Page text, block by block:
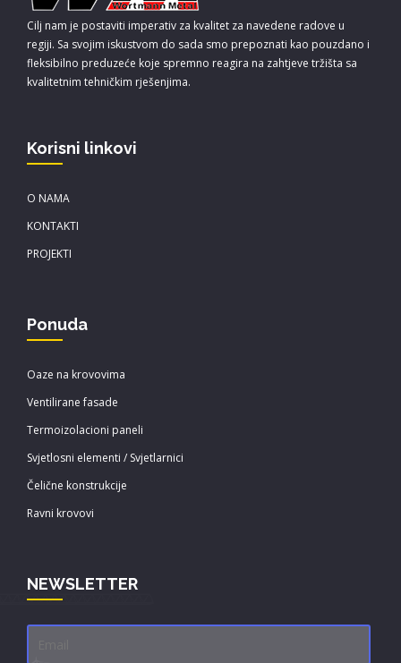
Cilj nam je postaviti imperativ za kvalitet za navedene radove u
regiji. Sa svojim iskustvom do sada smo prepoznati kao pouzdano i
fleksibilno preduzeće koje spremno reagira na zahtjeve tržišta sa
kvalitetnim tehničkim rješenjima.
Korisni linkovi
O NAMA
KONTAKTI
PROJEKTI
Ponuda
Oaze na krovovima
Ventilirane fasade
Termoizolacioni paneli
Svjetlosni elementi / Svjetlarnici
Čelične konstrukcije
Ravni krovovi
NEWSLETTER